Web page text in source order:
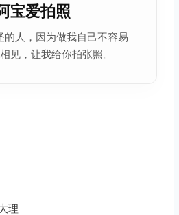
宝爱拍照
的人，因为做我自己不容易
见，让我给你拍张照。
理